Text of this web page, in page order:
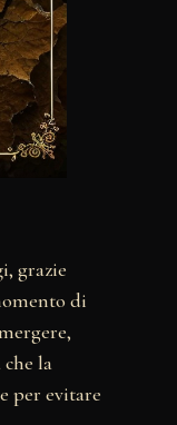
grazie
di
la
per evitare